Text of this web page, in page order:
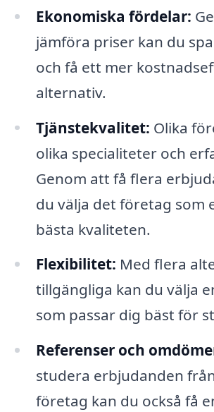
Ekonomiska fördelar:
jämföra priser kan du
och få ett mer
alternativ.
Tjänstekvalitet: Olika
olika specialiteter och
Genom att få flera
du välja det företag som
bästa kvaliteten.
Flexibilitet: Med flera
tillgängliga kan du välja
som passar dig bäst för
Referenser och
studera erbjudanden
företag kan du också få